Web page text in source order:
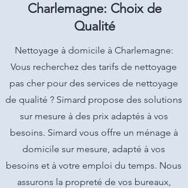
Charlemagne: Choix de
Qualité
Nettoyage à domicile à Charlemagne:
Vous recherchez des tarifs de nettoyage
pas cher pour des services de nettoyage
de qualité ? Simard propose des solutions
sur mesure à des prix adaptés à vos
besoins. Simard vous offre un ménage à
domicile sur mesure, adapté à vos
besoins et à votre emploi du temps. Nous
assurons la propreté de vos bureaux,